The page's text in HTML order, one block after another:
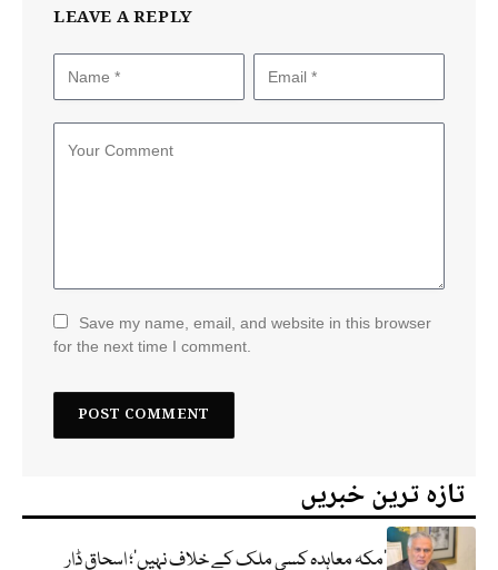
LEAVE A REPLY
Save my name, email, and website in this browser
for the next time I comment.
تازہ ترین خبریں
‘مکہ معاہدہ کسی ملک کے خلاف نہیں’؛ اسحاق ڈار